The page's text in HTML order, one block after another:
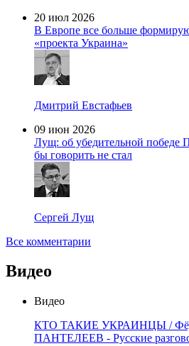
20 июл 2026
В Европе все больше
«проекта Украина»
Дмитрий Евстафьев
09 июн 2026
Лущ: об убедительной победе
бы говорить не стал
Сергей Лущ
Все комментарии
Видео
Видео
КТО ТАКИЕ УКРАИНЦЫ /
ПАНТЕЛЕЕВ - Русские